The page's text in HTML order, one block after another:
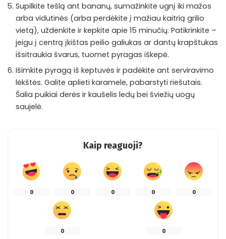
Supilkite tešlą ant bananų, sumažinkite ugnį iki mažos
arba vidutinės (arba perdėkite į mažiau kaitrią grilio
vietą), uždenkite ir kepkite apie 15 minučių. Patikrinkite –
jeigu į centrą įkištas peilio galiukas ar dantų krapštukas
išsitraukia švarus, tuomet pyragas iškepė.
Išimkite pyragą iš keptuvės ir padėkite ant serviravimo
lėkštės. Galite aplieti karamele, pabarstyti riešutais.
Šalia puikiai derės ir kaušelis ledų bei šviežių uogų
saujelė.
Kaip reaguoji?
0 0 0 0 0
0 0